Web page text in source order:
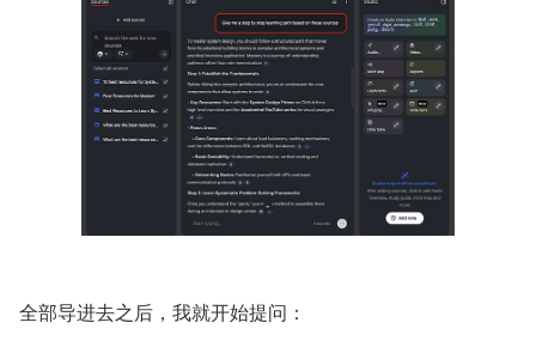
全部导进去之后，我就开始提问：